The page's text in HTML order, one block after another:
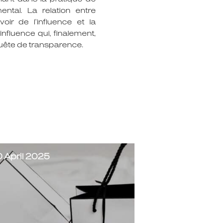
La relation entre
de l’influence et la
qui, finalement,
de transparence.
2025